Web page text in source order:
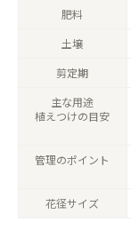
肥料
土壌
剪定期
主な用途
植えつけの目安
管理のポイント
花径サイズ